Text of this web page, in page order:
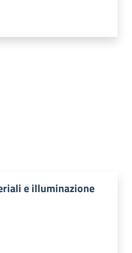
e illuminazione